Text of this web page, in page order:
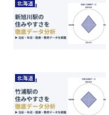
北海道
北海道